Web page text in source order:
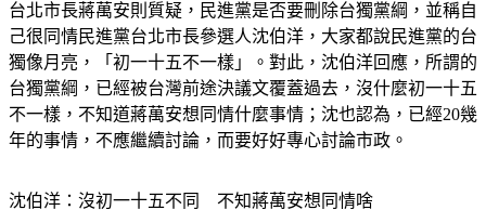
台北市長蔣萬安則質疑，民進黨是否要刪除台獨黨綱，並稱自
己很同情民進黨台北市長參選人沈伯洋，大家都說民進黨的台
獨像月亮，「初一十五不一樣」。對此，沈伯洋回應，所謂的
台獨黨綱，已經被台灣前途決議文覆蓋過去，沒什麼初一十五
不一樣，不知道蔣萬安想同情什麼事情；沈也認為，已經20幾
年的事情，不應繼續討論，而要好好專心討論市政。
沈伯洋：沒初一十五不同　不知蔣萬安想同情啥